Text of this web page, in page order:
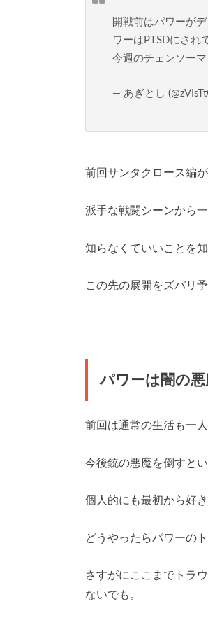
開戦前はパワーが
ワーはPTSDにされ
今週のチェンソー
— あぎとし
前回サンタクロース編
派手な戦闘シーンから
知らなくていいことを
この先の展開をズバリ
パワーは闇の
前回は通常の生活も一
今後銃の悪魔を倒すと
個人的にも最初から好
どうやったらパワーの
さすがにここまでトラ
ないでも。